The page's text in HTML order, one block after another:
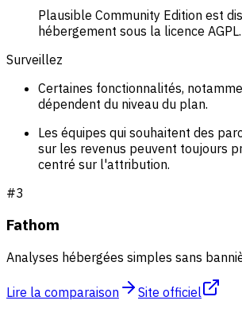
Plausible Community Edition est
hébergement sous la licence AGPL.
Surveillez
Certaines fonctionnalités,
dépendent du niveau du plan.
Les équipes qui souhaitent des
sur les revenus peuvent toujours
centré sur l'attribution.
#3
Fathom
Analyses hébergées simples sans
Lire la comparaison
Site officiel